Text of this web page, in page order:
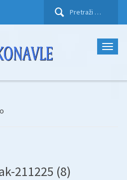
Pretraži:
211225 (8)